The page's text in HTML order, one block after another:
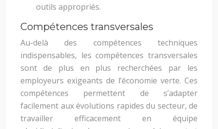
outils appropriés.
Compétences transversales
Au-delà des compétences techniques
indispensables, les compétences transversales
sont de plus en plus recherchées par les
employeurs exigeants de l’économie verte. Ces
compétences permettent de s’adapter
facilement aux évolutions rapides du secteur, de
travailler efficacement en équipe